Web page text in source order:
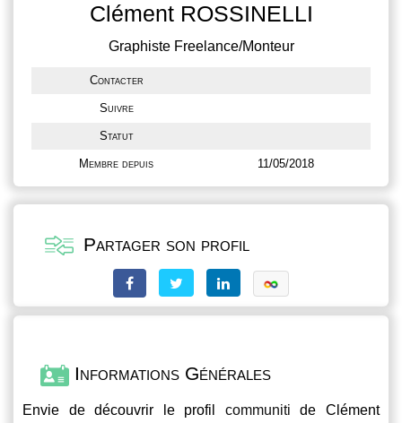
Clément ROSSINELLI
Graphiste Freelance/Monteur
Contacter
Suivre
Statut
Membre depuis 11/05/2018
Partager son profil
Informations Générales
Envie de découvrir le profil communiti de Clément